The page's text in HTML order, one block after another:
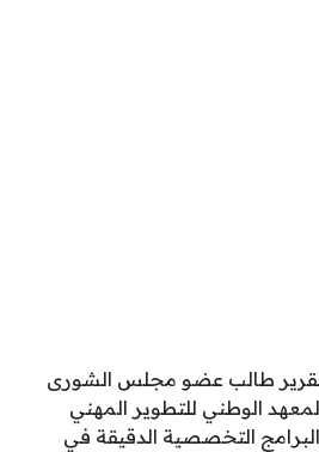
طالب عضو مجلس الشورى
الوطني للتطوير المهني
البرامج التخصصية الدقيقة في